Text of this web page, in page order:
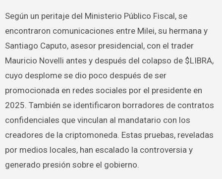
Según un peritaje del Ministerio Público Fiscal, se
encontraron comunicaciones entre Milei, su hermana y
Santiago Caputo, asesor presidencial, con el trader
Mauricio Novelli antes y después del colapso de $LIBRA,
cuyo desplome se dio poco después de ser
promocionada en redes sociales por el presidente en
2025. También se identificaron borradores de contratos
confidenciales que vinculan al mandatario con los
creadores de la criptomoneda. Estas pruebas, reveladas
por medios locales, han escalado la controversia y
generado presión sobre el gobierno.